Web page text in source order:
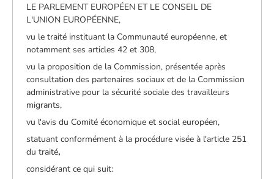
LE PARLEMENT EUROPÉEN ET LE CONSEIL DE
L'UNION EUROPÉENNE,
vu le traité instituant la Communauté européenne, et
notamment ses articles 42 et 308,
vu la proposition de la Commission, présentée après
consultation des partenaires sociaux et de la Commission
administrative pour la sécurité sociale des travailleurs
migrants,
vu l'avis du Comité économique et social européen,
statuant conformément à la procédure visée à l'article 251
du traité,
considérant ce qui suit: